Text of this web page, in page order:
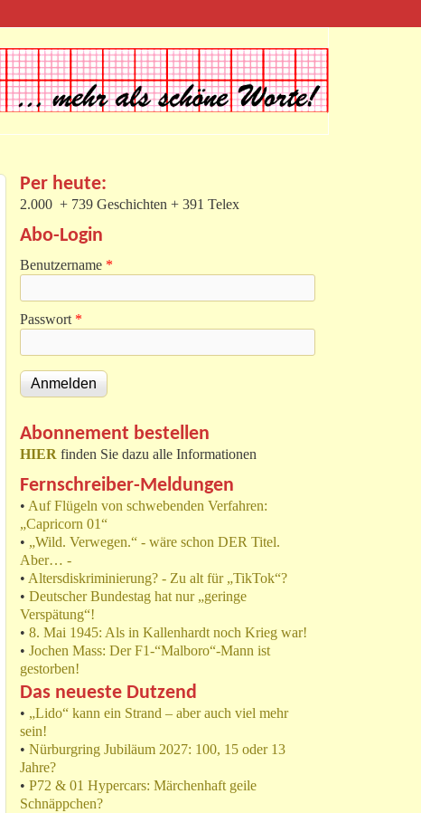
Per heute:
2.000 + 739 Geschichten + 391 Telex
Abo-Login
Benutzername *
Passwort *
Abonnement bestellen
HIER finden Sie dazu alle Informationen
Fernschreiber-Meldungen
• Auf Flügeln von schwebenden Verfahren:
„Capricorn 01“
• „Wild. Verwegen.“ - wäre schon DER Titel.
Aber… -
• Altersdiskriminierung? - Zu alt für „TikTok“?
• Deutscher Bundestag hat nur „geringe
Verspätung“!
• 8. Mai 1945: Als in Kallenhardt noch Krieg war!
• Jochen Mass: Der F1-“Malboro“-Mann ist
gestorben!
Das neueste Dutzend
• „Lido“ kann ein Strand – aber auch viel mehr
sein!
• Nürburgring Jubiläum 2027: 100, 15 oder 13
Jahre?
• P72 & 01 Hypercars: Märchenhaft geile
Schnäppchen?